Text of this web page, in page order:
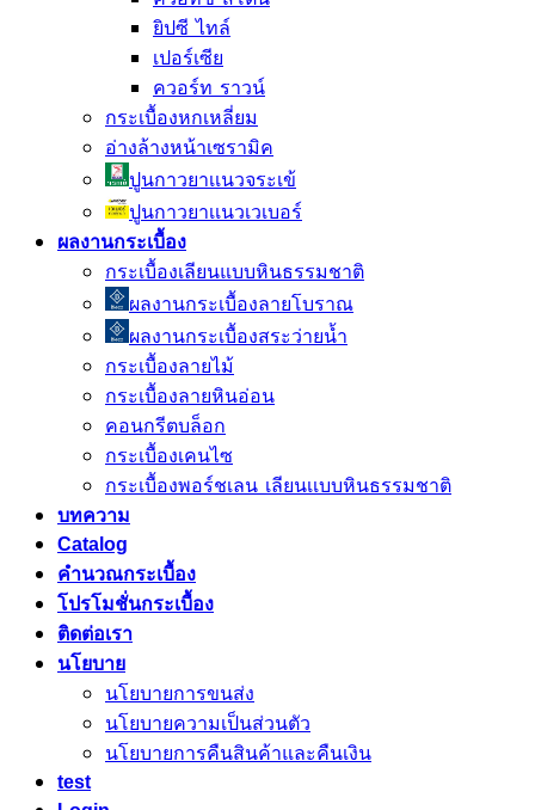
ยิปซี ไทล์
เปอร์เซีย
ควอร์ท ราวน์
กระเบื้องหกเหลี่ยม
อ่างล้างหน้าเซรามิค
ปูนกาวยาเเนวจระเข้
ปูนกาวยาเเนวเวเบอร์
ผลงานกระเบื้อง
กระเบื้องเลียนแบบหินธรรมชาติ
ผลงานกระเบื้องลายโบราณ
ผลงานกระเบื้องสระว่ายนํ้า
กระเบื้องลายไม้
กระเบื้องลายหินอ่อน
คอนกรีตบล็อก
กระเบื้องเคนไซ
กระเบื้องพอร์ชเลน เลียนเเบบหินธรรมชาติ
บทความ
Catalog
คำนวณกระเบื้อง
โปรโมชั่นกระเบื้อง
ติดต่อเรา
นโยบาย
นโยบายการขนส่ง
นโยบายความเป็นส่วนตัว
นโยบายการคืนสินค้าและคืนเงิน
test